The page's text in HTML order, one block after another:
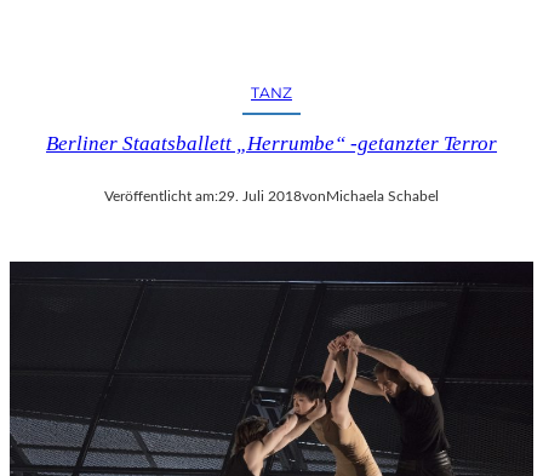
TANZ
Berliner Staatsballett „Herrumbe“ -getanzter Terror
Veröffentlicht am:29. Juli 2018von Michaela Schabel